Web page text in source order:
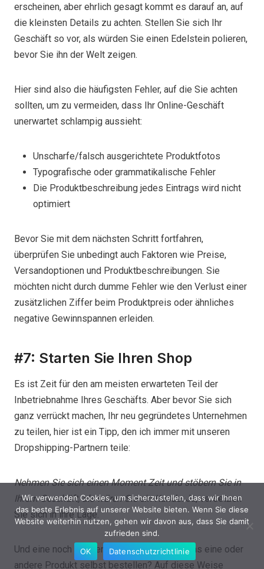
erscheinen, aber ehrlich gesagt kommt es darauf an, auf
die kleinsten Details zu achten. Stellen Sie sich Ihr
Geschäft so vor, als würden Sie einen Edelstein polieren,
bevor Sie ihn der Welt zeigen.
Hier sind also die häufigsten Fehler, auf die Sie achten
sollten, um zu vermeiden, dass Ihr Online-Geschäft
unerwartet schlampig aussieht:
Unscharfe/falsch ausgerichtete Produktfotos
Typografische oder grammatikalische Fehler
Die Produktbeschreibung jedes Eintrags wird nicht
optimiert
Bevor Sie mit dem nächsten Schritt fortfahren,
überprüfen Sie unbedingt auch Faktoren wie Preise,
Versandoptionen und Produktbeschreibungen. Sie
möchten nicht durch dumme Fehler wie den Verlust einer
zusätzlichen Ziffer beim Produktpreis oder ähnliches
negative Gewinnspannen erleiden.
#7: Starten Sie Ihren Shop
Es ist Zeit für den am meisten erwarteten Teil der
Inbetriebnahme Ihres Geschäfts. Aber bevor Sie sich
ganz verrückt machen, Ihr neu gegründetes Unternehmen
zu teilen, hier ist ein Tipp, den ich immer mit unseren
Dropshipping-Partnern teile:
Nehmen Sie sich einen Moment Zeit und stöbern Sie in
Ihrem Geschäft, als wären Sie ein Kunde.Ja, versetzen
Sie sich in ihre Lage.
Und eine noch bessere Idee: Warum nicht das eine oder
andere Produkt selbst bestellen? Auf diese Weise
Wir verwenden Cookies, um sicherzustellen, dass wir Ihnen
das beste Erlebnis auf unserer Website bieten. Wenn Sie diese
Website weiterhin nutzen, gehen wir davon aus, dass Sie damit
zufrieden sind.
OK
Datenschutzrichtlinie